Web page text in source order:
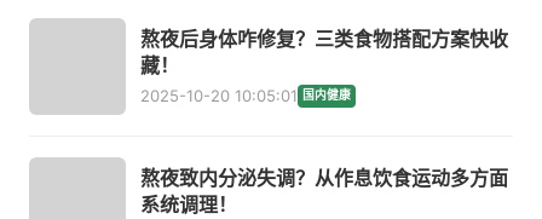
熬夜后身体咋修复？三类食物搭配方案快收
藏！
2025-10-20 10:05:01 国内健康
熬夜致内分泌失调？从作息饮食运动多方面
系统调理！